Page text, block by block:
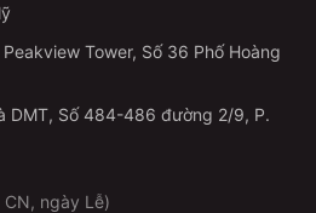
Tower, Số 36 Phố Hoàng
DMT, Số 484-486 đường 2/9, P.
ngày Lễ)